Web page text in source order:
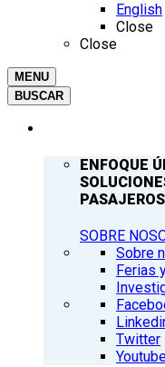
English
Close
Close
MENU
BUSCAR
ENFOQUE
SOBRE
Sobre
Ferias
Twitter